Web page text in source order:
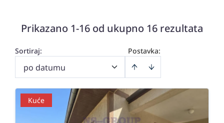
Prikazano 1-16 od ukupno 16 rezultata
Postavka:
Sortiraj:
po datumu
Kuće